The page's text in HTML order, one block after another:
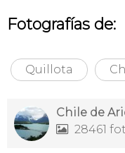
Fotografías de:
Quillota
Chile de
 28461